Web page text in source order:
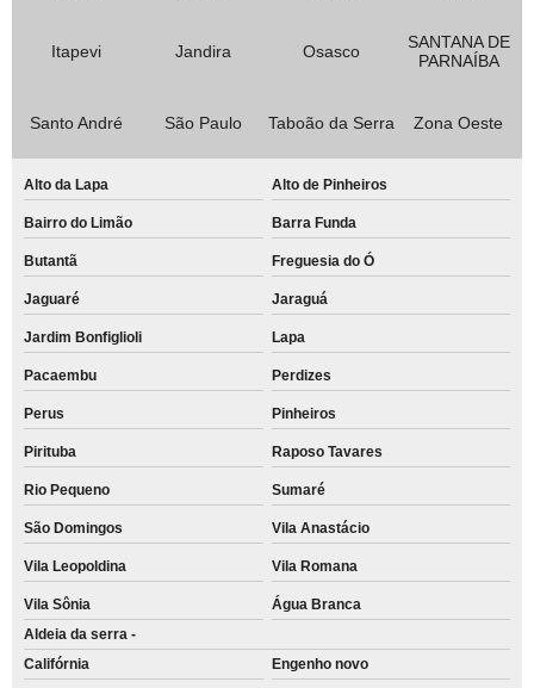
Itapevi Jandira Osasco
SANTANA DE
PARNAÍBA
Santo André São Paulo Taboão da Serra Zona Oeste
Alto da Lapa Alto de Pinheiros
Bairro do Limão Barra Funda
Butantã Freguesia do Ó
Jaguaré Jaraguá
Jardim Bonfiglioli Lapa
Pacaembu Perdizes
Perus Pinheiros
Pirituba Raposo Tavares
Rio Pequeno Sumaré
São Domingos Vila Anastácio
Vila Leopoldina Vila Romana
Vila Sônia
Água Branca
Aldeia da serra -
Califórnia
Engenho novo